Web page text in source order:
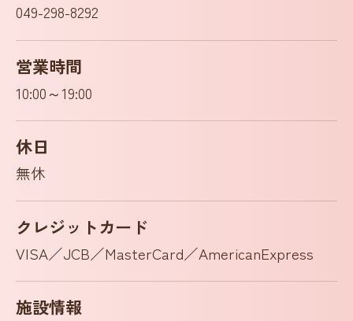
049-298-8292
営業時間
10:00～19:00
休日
無休
クレジットカード
VISA／JCB／MasterCard／AmericanExpress
施設情報